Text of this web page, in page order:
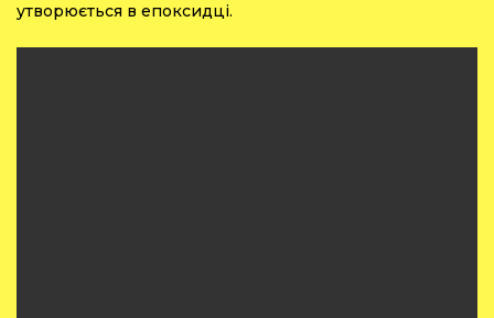
утворюється в епоксидці.